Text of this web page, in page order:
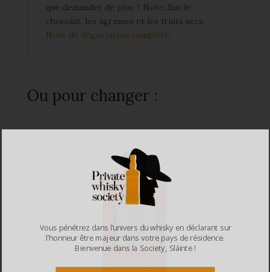
que demander de plus ? Note: Sur le
chocolat, les agrumes et les fruits secs.
Note de dégustation complète.
Ou pour changer :
Vous pénétrez dans l’univers du whisky en déclarant sur
l’honneur être majeur dans votre pays de résidence.
Bienvenue dans la Society, Sláinte !